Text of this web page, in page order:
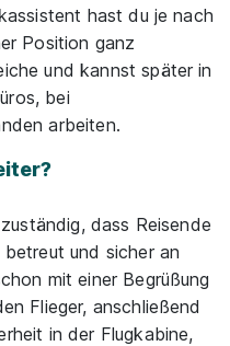
hast du je nach
Position ganz
und kannst später in
bei
arbeiten.
dass Reisende
und sicher an
mit einer Begrüßung
Flieger, anschließend
in der Flugkabine,